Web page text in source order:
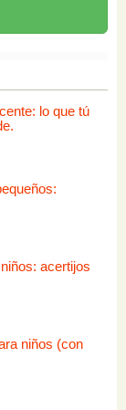
lo que tú
acertijos
niños (con